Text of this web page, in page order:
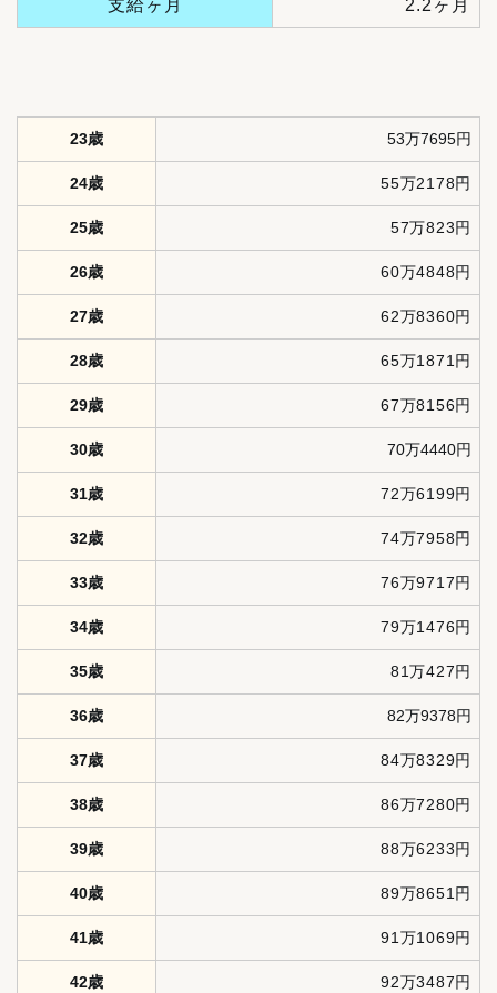
支給ヶ月 2.2ヶ月
23歳 53万7695円
24歳 55万2178円
25歳 57万823円
26歳 60万4848円
27歳 62万8360円
28歳 65万1871円
29歳 67万8156円
30歳 70万4440円
31歳 72万6199円
32歳 74万7958円
33歳 76万9717円
34歳 79万1476円
35歳 81万427円
36歳 82万9378円
37歳 84万8329円
38歳 86万7280円
39歳 88万6233円
40歳 89万8651円
41歳 91万1069円
42歳 92万3487円